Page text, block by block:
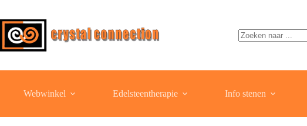
de
inhoud
Webwinkel Edelsteentherapie Info stenen